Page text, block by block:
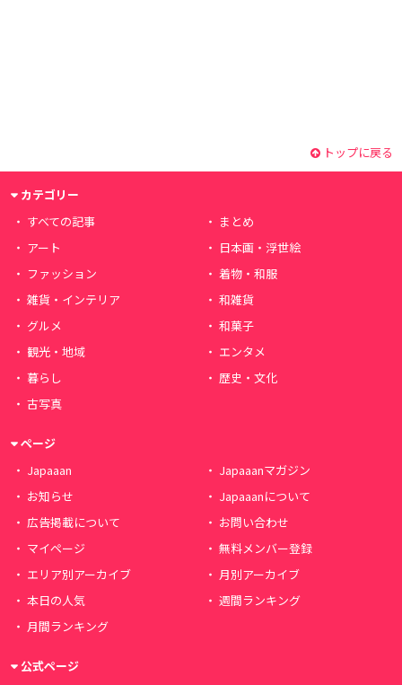
トップに戻る
カテゴリー
すべての記事
まとめ
アート
日本画・浮世絵
ファッション
着物・和服
雑貨・インテリア
和雑貨
グルメ
和菓子
観光・地域
エンタメ
暮らし
歴史・文化
古写真
ページ
Japaaan
Japaaanマガジン
お知らせ
Japaaanについて
広告掲載について
お問い合わせ
マイページ
無料メンバー登録
エリア別アーカイブ
月別アーカイブ
本日の人気
週間ランキング
月間ランキング
公式ページ